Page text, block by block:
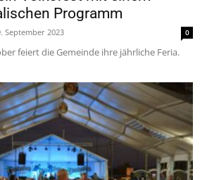
Programm
September 2023 0
feiert die Gemeinde ihre jährliche Feria.